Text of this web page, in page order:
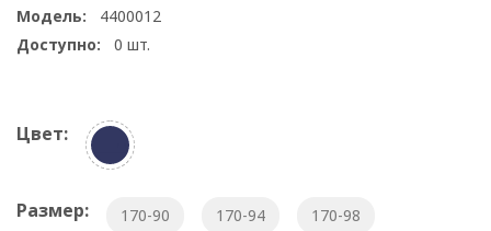
Модель:
4400012
Доступно:
0 шт.
Цвет:
Размер: 170-90 170-94 170-98